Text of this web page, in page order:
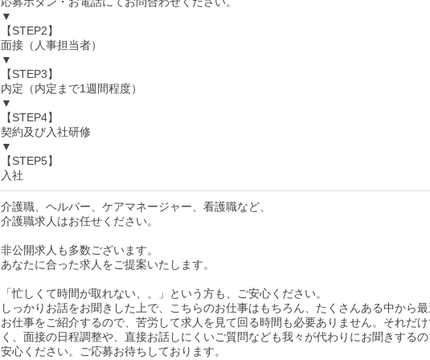
▼
【STEP2】
面接（人事担当者）
▼
【STEP3】
内定（内定まで1週間程度）
▼
【STEP4】
契約及び入社研修
▼
【STEP5】
入社
介護職、ヘルパー、ケアマネージャー、看護職など、
介護職求人はお任せください。
非公開求人も多数ございます。
あなたに合った求人をご提案いたします。
「忙しくて時間が取れない、、」という方も、ご安心ください。
しっかりお話をお聞きした上で、こちらのお仕事はもちろん、たくさんある中から
お仕事をご紹介するので、苦労して求人を見て回る時間も必要ありません。それだけ
く、面接の日程調整や、直接お話しにくいご質問なども我々が代わりにお聞きする
安心ください。ご応募お待ちしております。